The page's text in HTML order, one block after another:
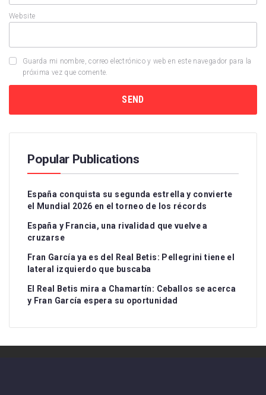
Website
Guarda mi nombre, correo electrónico y web en este navegador para la
próxima vez que comente.
Popular Publications
España conquista su segunda estrella y convierte
el Mundial 2026 en el torneo de los récords
España y Francia, una rivalidad que vuelve a
cruzarse
Fran García ya es del Real Betis: Pellegrini tiene el
lateral izquierdo que buscaba
El Real Betis mira a Chamartín: Ceballos se acerca
y Fran García espera su oportunidad